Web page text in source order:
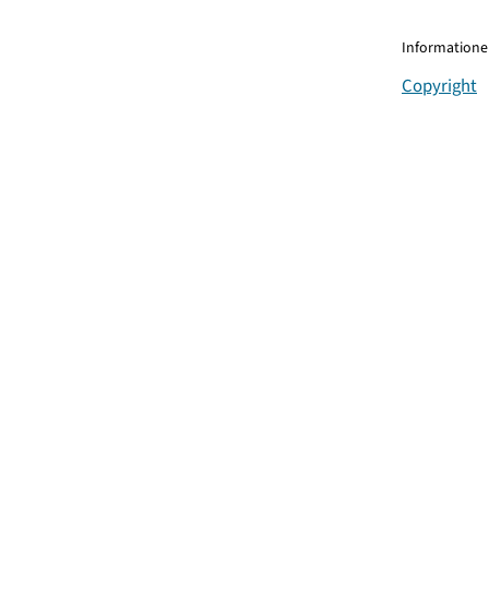
Copyright